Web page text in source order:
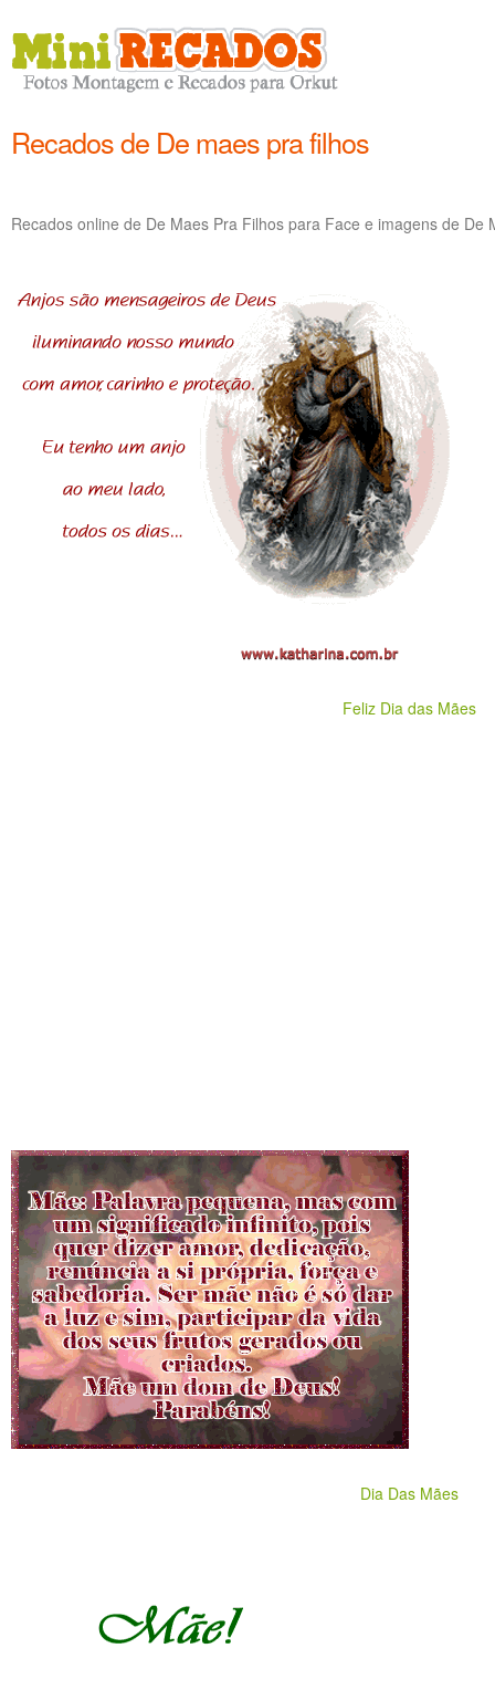
Recados de De maes pra filhos
Recados online de De Maes Pra Filhos para Face e imagens de
Feliz Dia das Mães
Dia Das Mães